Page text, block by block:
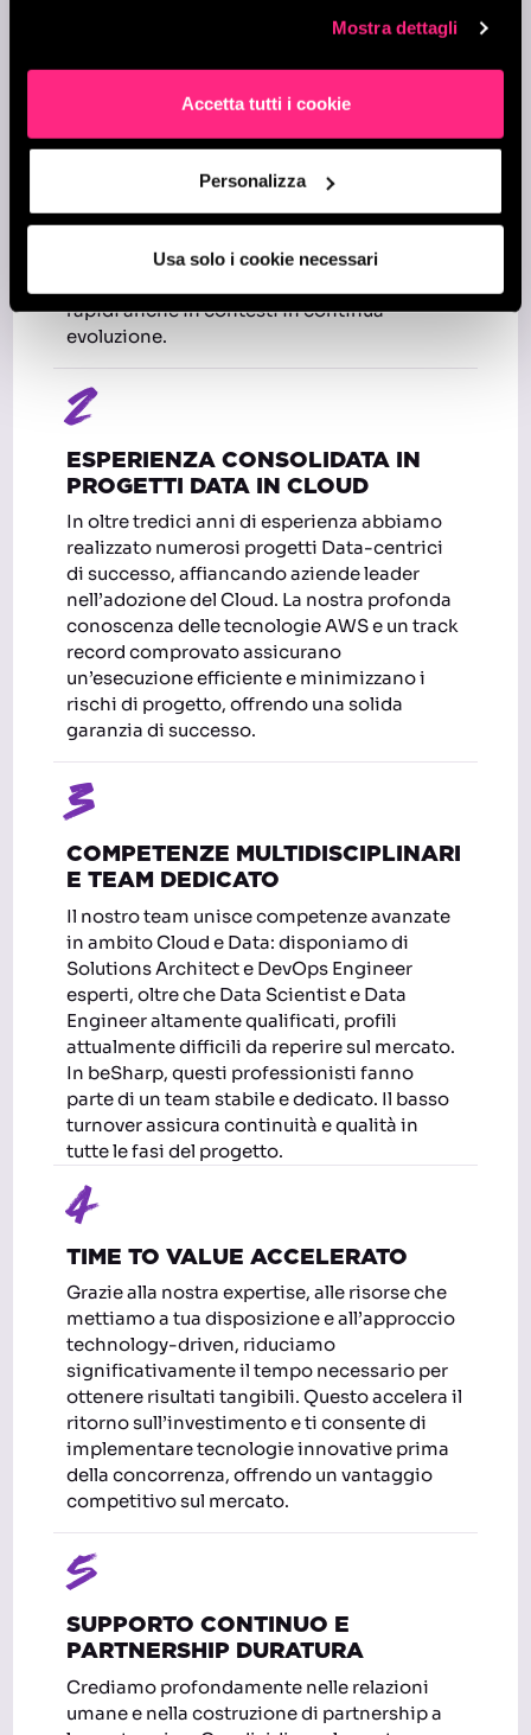
Mostra dettagli
Accetta tutti i cookie
Personalizza
Usa solo i cookie necessari
APPROCCIO FLESSIBILE E
Partiamo dal business value e lo decliniamo
in un progetto su misura. Adottiamo un
valore rapidamente e di verificare
costantemente di essere sulla strada giusta.
rapidi anche in contesti in continua
evoluzione.
2
ESPERIENZA CONSOLIDATA IN
PROGETTI DATA IN CLOUD
In oltre tredici anni di esperienza abbiamo
realizzato numerosi progetti Data-centrici
di successo, affiancando aziende leader
nell’adozione del Cloud. La nostra profonda
conoscenza delle tecnologie AWS e un track
record comprovato assicurano
un’esecuzione efficiente e minimizzano i
rischi di progetto, offrendo una solida
garanzia di successo.
3
COMPETENZE MULTIDISCIPLINARI
E TEAM DEDICATO
Il nostro team unisce competenze avanzate
in ambito Cloud e Data: disponiamo di
Solutions Architect e DevOps Engineer
esperti, oltre che Data Scientist e Data
Engineer altamente qualificati, profili
attualmente difficili da reperire sul mercato.
In beSharp, questi professionisti fanno
parte di un team stabile e dedicato. Il basso
turnover assicura continuità e qualità in
tutte le fasi del progetto.
4
TIME TO VALUE ACCELERATO
Grazie alla nostra expertise, alle risorse che
mettiamo a tua disposizione e all’approccio
technology-driven, riduciamo
significativamente il tempo necessario per
ottenere risultati tangibili. Questo accelera il
ritorno sull’investimento e ti consente di
implementare tecnologie innovative prima
della concorrenza, offrendo un vantaggio
competitivo sul mercato.
5
SUPPORTO CONTINUO E
PARTNERSHIP DURATURA
Crediamo profondamente nelle relazioni
umane e nella costruzione di partnership a